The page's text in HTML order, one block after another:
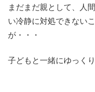
まだまだ親として、人
い冷静に対処できない
が・・・
子どもと一緒にゆっく